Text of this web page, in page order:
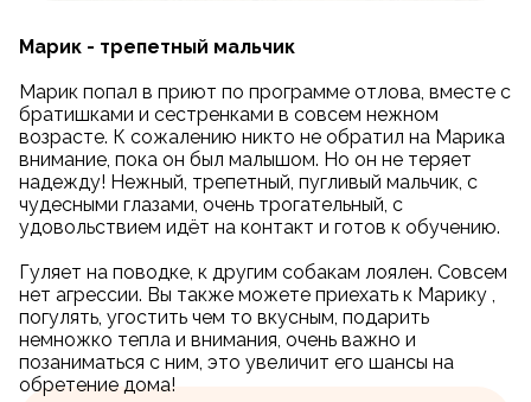
Марик - трепетный мальчик
Марик попал в приют по программе отлова, вместе с
братишками и сестренками в совсем нежном
возрасте. К сожалению никто не обратил на Марика
внимание, пока он был малышом. Но он не теряет
надежду! Нежный, трепетный, пугливый мальчик, с
чудесными глазами, очень трогательный, с
удовольствием идёт на контакт и готов к обучению.
Гуляет на поводке, к другим собакам лоялен. Совсем
нет агрессии. Вы также можете приехать к Марику ,
погулять, угостить чем то вкусным, подарить
немножко тепла и внимания, очень важно и
позаниматься с ним, это увеличит его шансы на
обретение дома!